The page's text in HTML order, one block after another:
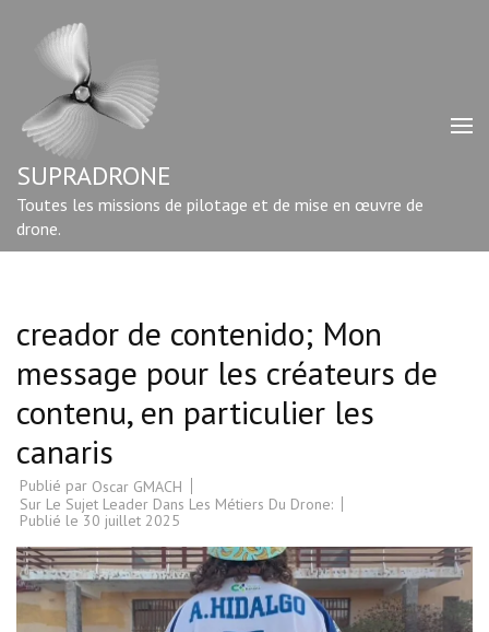
contenu
Entrée)
SUPRADRONE
Toutes les missions de pilotage et de mise en œuvre de
drone.
creador de contenido; Mon
message pour les créateurs de
contenu, en particulier les
canaris
Publié par Oscar GMACH
Sur Le Sujet Leader Dans Les Métiers Du Drone:
Publié le 30 juillet 2025